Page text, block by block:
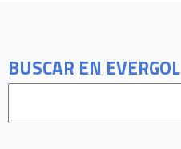
BUSCAR EN EVERGOL